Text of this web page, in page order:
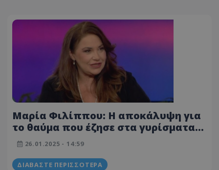
Μαρία Φιλίππου: Η αποκάλυψη για
το θαύμα που έζησε στα γυρίσματα
της σειρά «Άγιος Παΐσιος»
26.01.2025 - 14:59
ΔΙΑΒΆΣΤΕ ΠΕΡΙΣΣΌΤΕΡΑ